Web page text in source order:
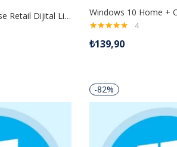
Windows 10 Enterprise Retail Dijital Lisans Anahtarı
5.00oy aldı
4
₺139,90
-82%